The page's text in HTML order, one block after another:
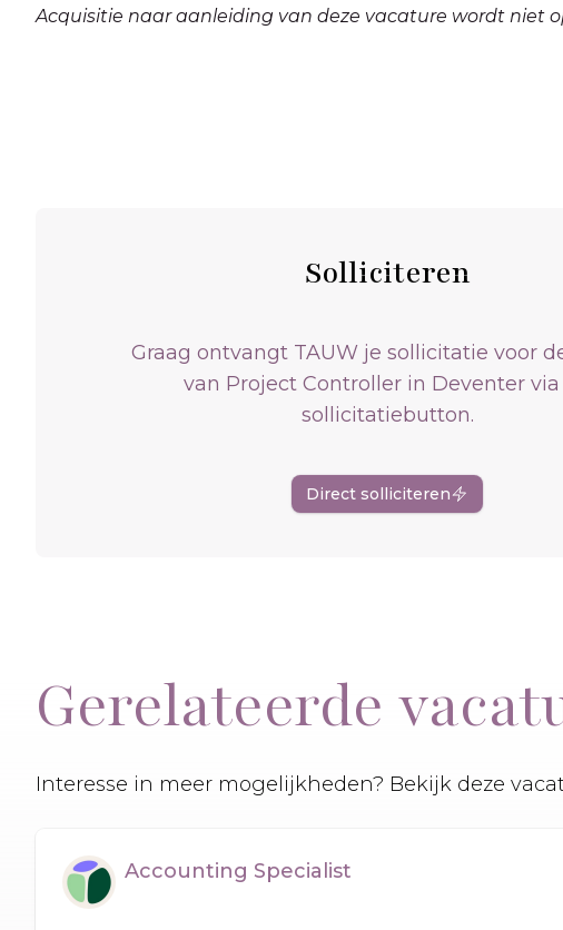
Acquisitie naar aanleiding van deze vacature wordt niet
Solliciteren
Graag ontvangt TAUW je sollicitatie voor
van Project Controller in Deventer via
sollicitatiebutton.
Direct solliciteren
Gerelateerde
Interesse in meer mogelijkheden? Bekijk deze
Accounting Specialist